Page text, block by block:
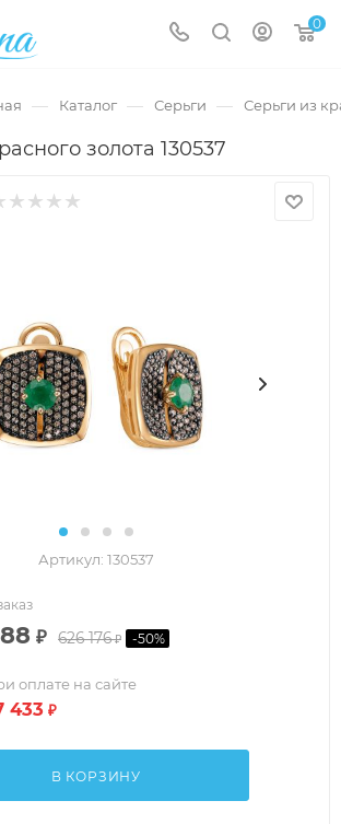
0
— Каталог — Серьги — Серьги из
золота 130537
Артикул: 130537
₽ 626 176₽ -50%
оплате на сайте
433 ₽
В КОРЗИНУ